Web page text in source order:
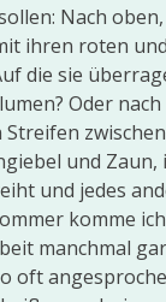
Nach
ihren roten
die sie
Oder
Streifen zwischen
und Zaun,
und jedes
komme
manchmal
oft